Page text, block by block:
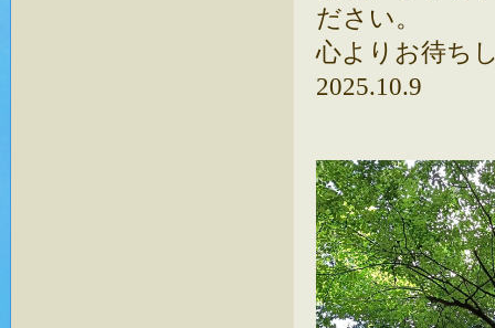
ださい。
心よりお待ち
2025.10.9